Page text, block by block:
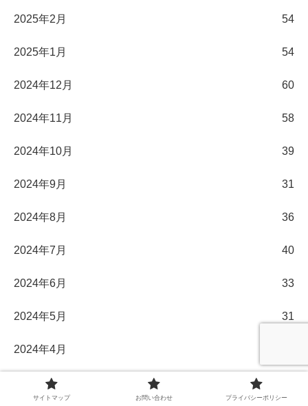
2025年2月 54
2025年1月 54
2024年12月 60
2024年11月 58
2024年10月 39
2024年9月 31
2024年8月 36
2024年7月 40
2024年6月 33
2024年5月 31
2024年4月
2024年3月
サイトマップ お問い合わせ プライバシーポリシー